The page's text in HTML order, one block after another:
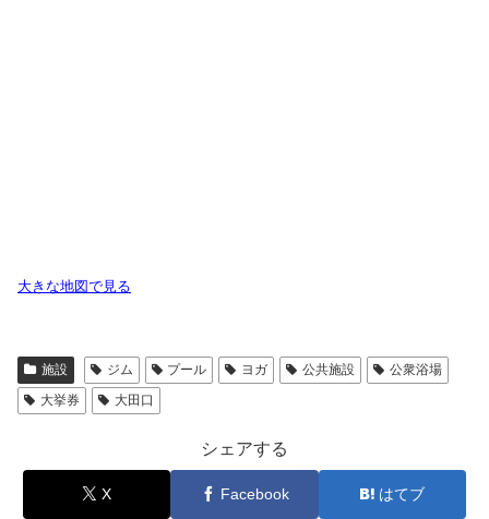
大きな地図で見る
施設 ジム プール ヨガ 公共施設
公衆浴場
大挙券
大田口
シェアする
X Facebook はてブ